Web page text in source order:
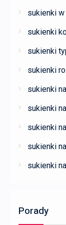
sukienki
sukienki
sukienki
sukienki
sukienki
sukienki
sukienki
sukienki
sukienki
Porady